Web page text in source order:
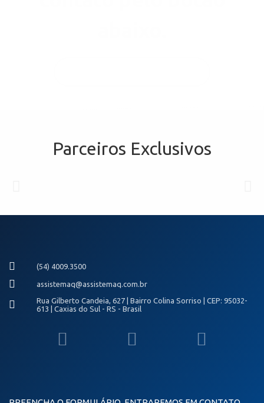
Parceiros Exclusivos
(54) 4009.3500
assistemaq@assistemaq.com.br
Rua Gilberto Candeia, 627 | Bairro Colina Sorriso | CEP: 95032-
613 | Caxias do Sul - RS - Brasil